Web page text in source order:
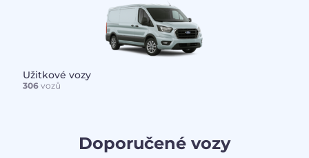
Užitkové vozy
306vozů
Doporučené vozy